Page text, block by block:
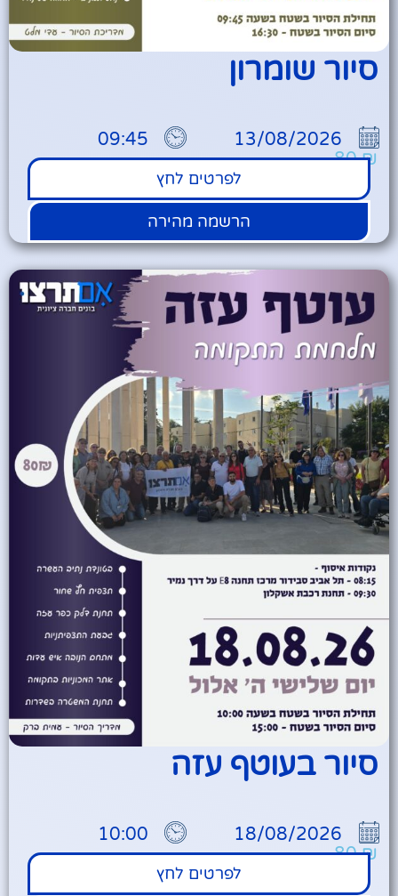
סיור שומרון
13/08/2026
09:45
80₪
לפרטים לחץ
הרשמה מהירה
סיור בעוטף עזה
18/08/2026
10:00
80₪
לפרטים לחץ